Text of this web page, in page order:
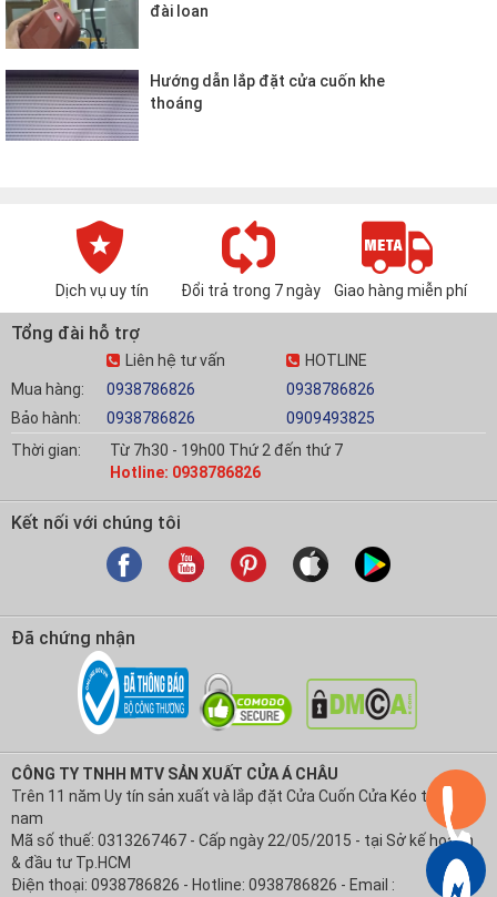
đài loan
Hướng dẫn lắp đặt cửa cuốn khe
thoáng
Dịch vụ uy tín Đổi trả trong 7 ngày Giao hàng miễn phí
Tổng đài hỗ trợ
Mua hàng:
Bảo hành:
Liên hệ tư vấn
0938786826
0938786826
HOTLINE
0938786826
0909493825
Thời gian:
Từ 7h30 - 19h00 Thứ 2 đến thứ 7
Hotline: 0938786826
Kết nối với chúng tôi
Đã chứng nhận
CÔNG TY TNHH MTV SẢN XUẤT CỬA Á CHÂU
Trên 11 năm Uy tín sản xuất và lắp đặt Cửa Cuốn Cửa Kéo tại Việt
nam
Mã số thuế: 0313267467 - Cấp ngày 22/05/2015 - tại Sở kế hoạch
& đầu tư Tp.HCM
Điện thoại: 0938786826 - Hotline: 0938786826 - Email :